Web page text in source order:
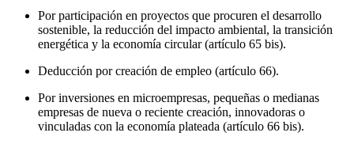
Por participación en proyectos que procuren el desarrollo
sostenible, la reducción del impacto ambiental, la transición
energética y la economía circular (artículo 65 bis).
Deducción por creación de empleo (artículo 66).
Por inversiones en microempresas, pequeñas o medianas
empresas de nueva o reciente creación, innovadoras o
vinculadas con la economía plateada (artículo 66 bis).